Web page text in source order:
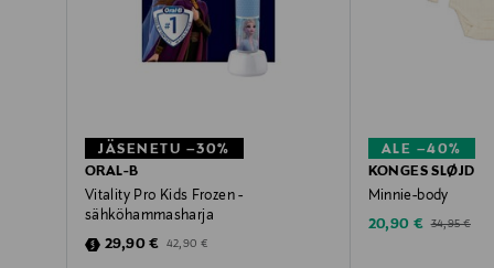
JÄSENETU –30%
ORAL-B
Vitality Pro Kids Frozen -
sähköhammasharja
Discounted Price
29,90 € Original Price
42,90 €
ALE –40%
KONGES SLØJD
Minnie-body
Discounted Price
20,90 € Original
34,95 €